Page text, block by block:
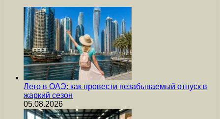
Лето в ОАЭ: как провести незабываемый отпуск в
жаркий сезон
05.08.2026